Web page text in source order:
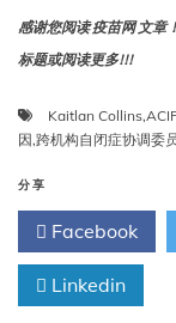
感谢您阅读 疫苗网 文章
标题或阅读更多!!!
Kaitlan Collins,
因,跨机构自闭症协调委
分享
Facebook
Linkedin